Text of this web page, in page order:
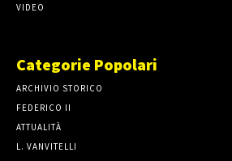
VIDEO
Categorie Popolari
ARCHIVIO STORICO
FEDERICO II
ATTUALITÀ
L. VANVITELLI